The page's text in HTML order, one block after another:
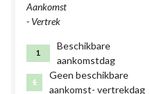
met comfortabele zit- en
en met tuindeuren naar het
terras. De keuken is compleet
ingericht. Er is een bijkeuken
wasmachine en wasdroger. Een
Aankomst
- Vertrek
1
Beschikbare
aankomstdag
1
Geen beschikbare
aankomst- vertrekdag